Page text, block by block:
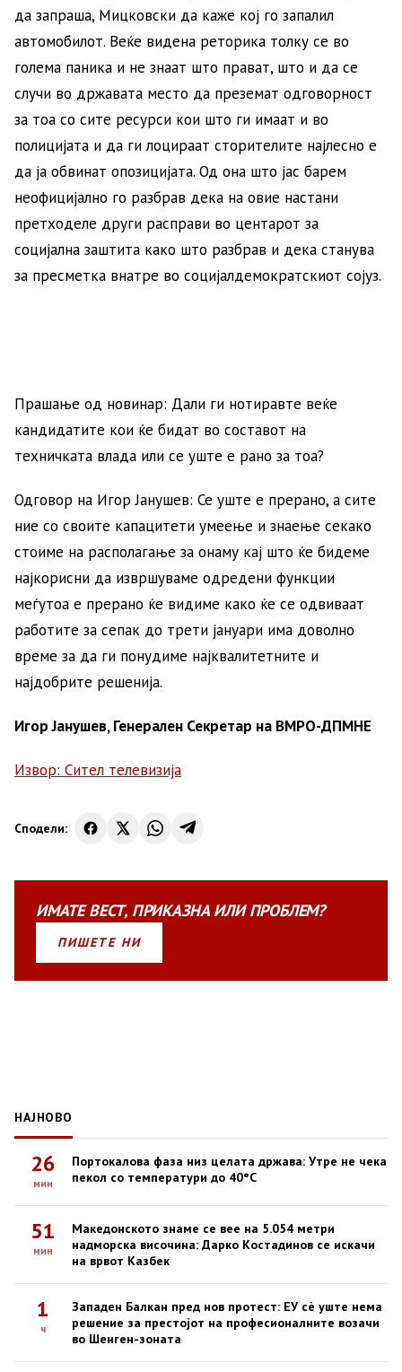
да запраша, Мицковски да каже кој го запалил
автомобилот. Веќе видена реторика толку се во
голема паника и не знаат што прават, што и да се
случи во државата место да преземат одговорност
за тоа со сите ресурси кои што ги имаат и во
полицијата и да ги лоцираат сторителите најлесно е
да ја обвинат опозицијата. Од она што јас барем
неофицијално го разбрав дека на овие настани
претходеле други расправи во центарот за
социјална заштита како што разбрав и дека станува
за пресметка внатре во социјалдемократскиот сојуз.
Прашање од новинар: Дали ги нотиравте веќе
кандидатите кои ќе бидат во составот на
техничката влада или се уште е рано за тоа?
Одговор на Игор Јанушев: Се уште е прерано, а сите
ние со своите капацитети умеење и знаење секако
стоиме на располагање за онаму кај што ќе бидеме
најкорисни да извршуваме одредени функции
меѓутоа е прерано ќе видиме како ќе се одвиваат
работите за сепак до трети јануари има доволно
време за да ги понудиме најквалитетните и
најдобрите решенија.
Игор Јанушев, Генерален Секретар на ВМРО-ДПМНЕ
Извор: Сител телевизија
Сподели:
ИМАТЕВЕСТ, ПРИКАЗНАИЛИПРОБЛЕМ?
ПИШЕТЕ НИ
НАЈНОВО
26
мин
Портокалова фаза низ целата држава: Утре не чека
пекол со температури до 40°C
51
мин
Македонското знаме се вее на 5.054 метри
надморска височина: Дарко Костадинов се искачи
на врвот Казбек
1
ч
Западен Балкан пред нов протест: ЕУ сè уште нема
решение за престојот на професионалните возачи
во Шенген-зоната